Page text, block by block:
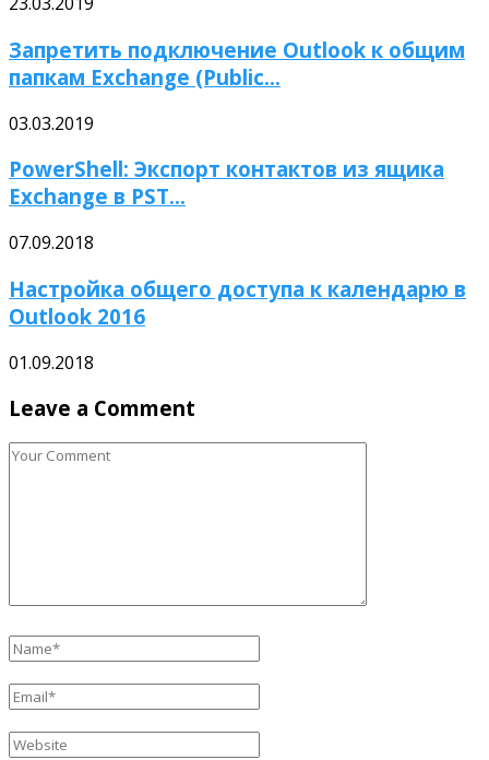
Запретить подключение Outlook к общим
папкам Exchange (Public...
03.03.2019
PowerShell: Экспорт контактов из ящика
Exchange в PST...
07.09.2018
Настройка общего доступа к календарю в
Outlook 2016
01.09.2018
Leave a Comment